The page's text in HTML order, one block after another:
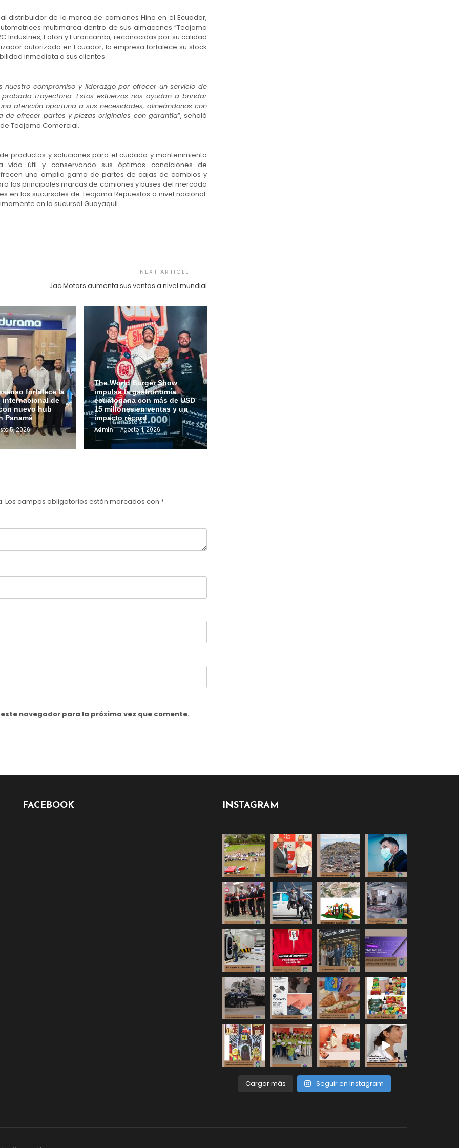
distribuidor de la marca de camiones Hino en el Ecuador,
multimarca dentro de sus almacenes “Teojama
Industries, Eaton y Euroricambi, reconocidas por su calidad
autorizado en Ecuador, la empresa fortalece su stock
inmediata a sus clientes.
compromiso y liderazgo por ofrecer un servicio de
trayectoria. Estos esfuerzos nos ayudan a brindar
atención oportuna a sus necesidades, alineándonos con
de ofrecer partes y piezas originales con garantía”, señaló
Teojama Comercial.
productos y soluciones para el cuidado y mantenimiento
vida útil y conservando sus óptimas condiciones de
una amplia gama de partes de cajas de cambios y
las principales marcas de camiones y buses del mercado
en las sucursales de Teojama Repuestos a nivel nacional:
en la sucursal Guayaquil.
Jac Motors aumenta sus ventas a nivel mundial
fortalece la
internacional de
nuevo hub
Panamá
5, 2026
The World Burger Show
impulsa la gastronomía
ecuatoriana con más de USD
15 millones en ventas y un
impacto récord
Admin Agosto 4, 2026
Los campos obligatorios están marcados con *
navegador para la próxima vez que comente.
FACEBOOK INSTAGRAM
Cargar más Seguir en Instagram